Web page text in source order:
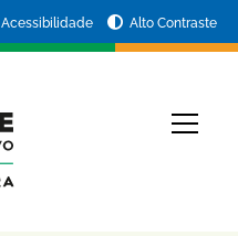
Acessibilidade Alto Contraste